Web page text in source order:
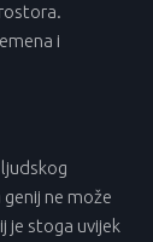
i
ne može
je stoga uvijek